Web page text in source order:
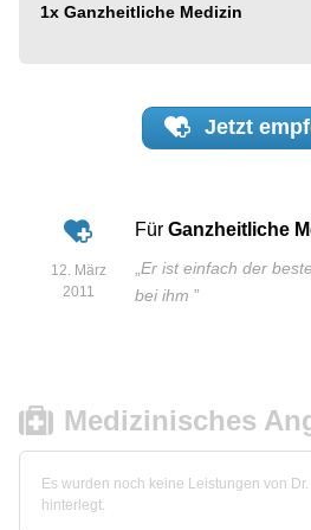
1x Ganzheitliche Medizin
Jetzt
12. März
2011
Für Ganzheitliche
„Er ist einfach der
bei ihm ”
Medizinisches
Es wurden noch keine Leistungen von
hinterlegt.